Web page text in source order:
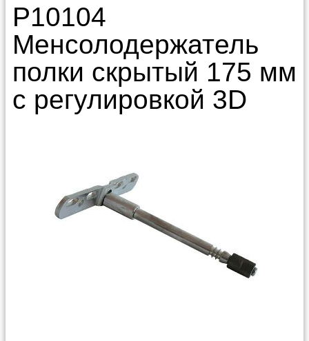
P10104
Менсолодержатель
полки скрытый 175 мм
с регулировкой 3D